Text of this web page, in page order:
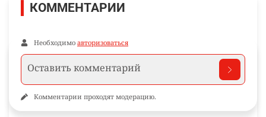
КОММЕНТАРИИ
Необходимо авторизоваться
Комментарии проходят модерацию.